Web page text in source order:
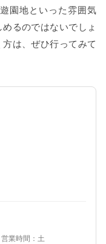
園地といった雰囲気
るのではないでしょ
は、ぜひ行ってみて
業時間：土